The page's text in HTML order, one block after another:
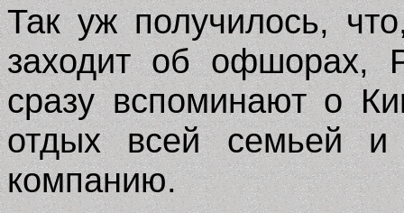
Так уж получилось,
заходит об офшорах,
сразу вспоминают о
отдых всей семьей и
компанию.